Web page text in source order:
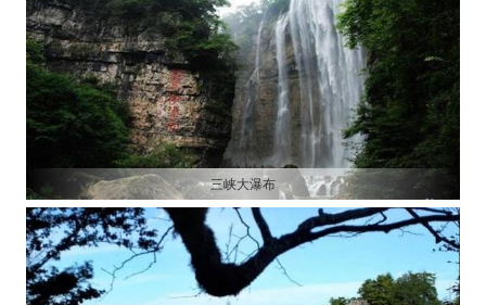
三峡大瀑布